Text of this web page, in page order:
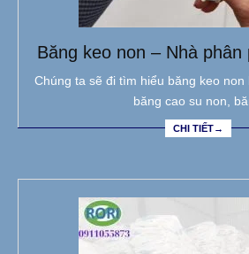
Băng keo non – Nhà
Chúng ta sẽ đi tìm hiểu băng keo non
băng cao su non,
CHI TIẾT→